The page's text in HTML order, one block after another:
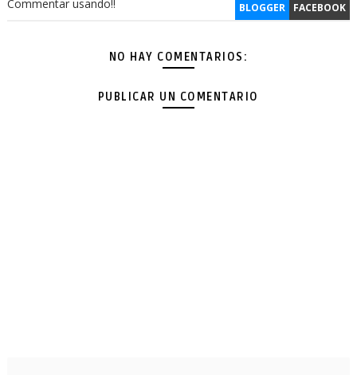
BLOGGER FACEBOOK
Commentar usando!!
NO HAY COMENTARIOS:
PUBLICAR UN COMENTARIO